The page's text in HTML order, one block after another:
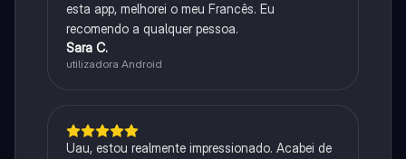
esta app, melhorei o meu Francês. Eu
recomendo a qualquer pessoa.
Sara C.
utilizadora Android
Uau, estou realmente impressionado. Acabei de